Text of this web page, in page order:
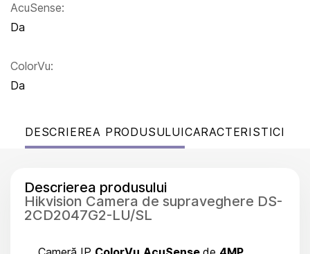
AcuSense:
Da
ColorVu:
Da
DESCRIEREA PRODUSULUICARACTERISTICI
Descrierea produsului
Hikvision Camera de supraveghere DS-
2CD2047G2-LU/SL